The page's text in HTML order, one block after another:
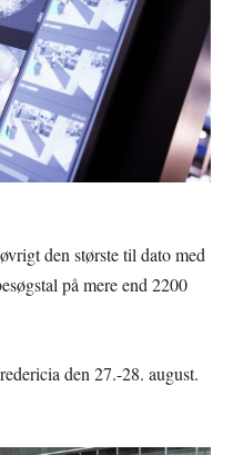
den største til dato med
på mere end 2200
den 27.-28. august.